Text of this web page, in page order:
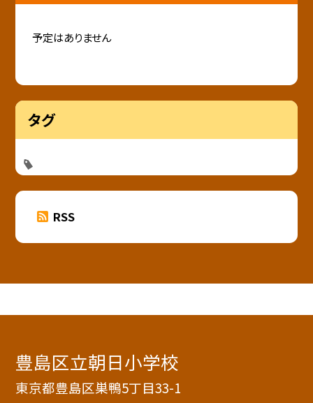
予定はありません
タグ
RSS
豊島区立朝日小学校
東京都豊島区巣鴨5丁目33-1